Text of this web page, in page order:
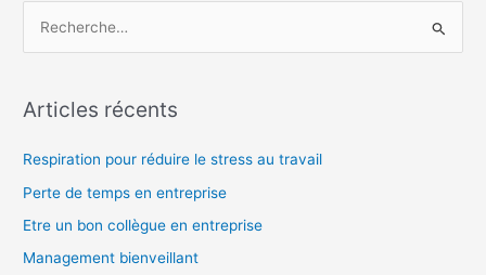
h
h
e
Articles récents
Respiration pour réduire le stress au travail
Perte de temps en entreprise
Etre un bon collègue en entreprise
Management bienveillant